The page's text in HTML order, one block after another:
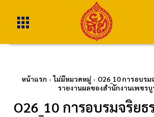
หน้าแรก ไม่มีหมวดหมู่
O26_10 การอบร
รายงานผลของสำนักงานเพชร
O26_10 การอบรมจริยธ